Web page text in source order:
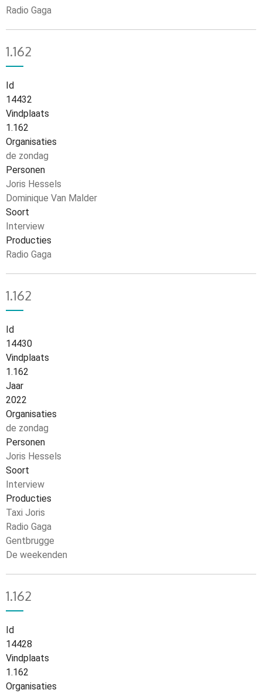
Radio Gaga
1.162
Id
14432
Vindplaats
1.162
Organisaties
de zondag
Personen
Joris Hessels
Dominique Van Malder
Soort
Interview
Producties
Radio Gaga
1.162
Id
14430
Vindplaats
1.162
Jaar
2022
Organisaties
de zondag
Personen
Joris Hessels
Soort
Interview
Producties
Taxi Joris
Radio Gaga
Gentbrugge
De weekenden
1.162
Id
14428
Vindplaats
1.162
Organisaties